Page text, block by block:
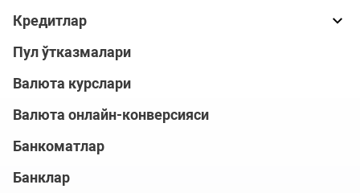
Кредитлар
Пул ўтказмалари
Валюта курслари
Валюта онлайн-конверсияси
Банкоматлар
Банклар